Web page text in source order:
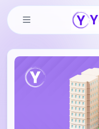
Skip to main content